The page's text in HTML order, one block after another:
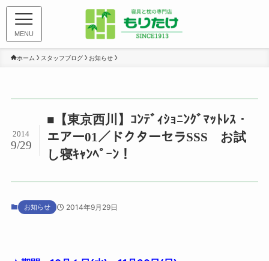
MENU
ホーム スタッフブログ お知らせ
■【東京西川】ｺﾝﾃﾞｨｼｮﾆﾝｸﾞﾏｯﾄﾚｽ・
エアー01／ドクターセラSSS お試
し寝ｷｬﾝﾍﾟｰﾝ！
2014
9/29
お知らせ 2014年9月29日